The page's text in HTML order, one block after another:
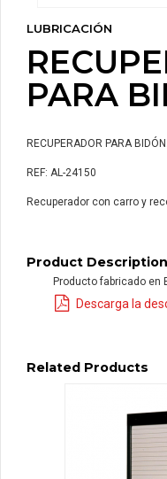
LUBRICACIÓN
PARA
RECUPERADOR PARA BIDÓN.
REF: AL-24150
Recuperador con carro y
Product Description
Producto fabricado en
Descarga la
Related Products